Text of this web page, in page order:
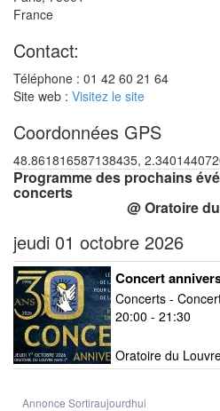
France
Contact:
Téléphone : 01 42 60 21 64
Site web : Visitez le site
Coordonnées GPS
48.861816587138435,
Programme des prochains
concerts
@ Oratoire
jeudi 01 octobre 2026
20:00 - 21:30
Oratoire du
Annonce Sortiraujourdhui